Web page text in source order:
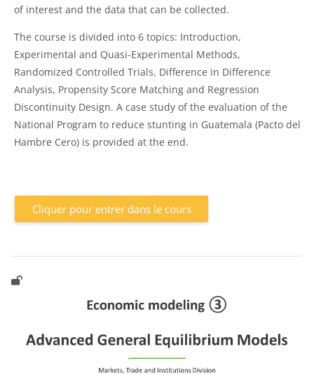
of interest and the data that can be collected.
The course is divided into 6 topics: Introduction,
Experimental and Quasi-Experimental Methods,
Randomized Controlled Trials, Difference in Difference
Analysis, Propensity Score Matching and Regression
Discontinuity Design. A case study of the evaluation of the
National Program to reduce stunting in Guatemala (Pacto del
Hambre Cero) is provided at the end.
Cliquer pour entrer dans le cours